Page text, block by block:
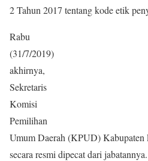
2 Tahun 2017 tentang kode etik
Rabu
(31/7/2019)
akhirnya,
Sekretaris
Komisi
Pemilihan
Umum Daerah (KPUD) Kabupaten
secara resmi dipecat dari